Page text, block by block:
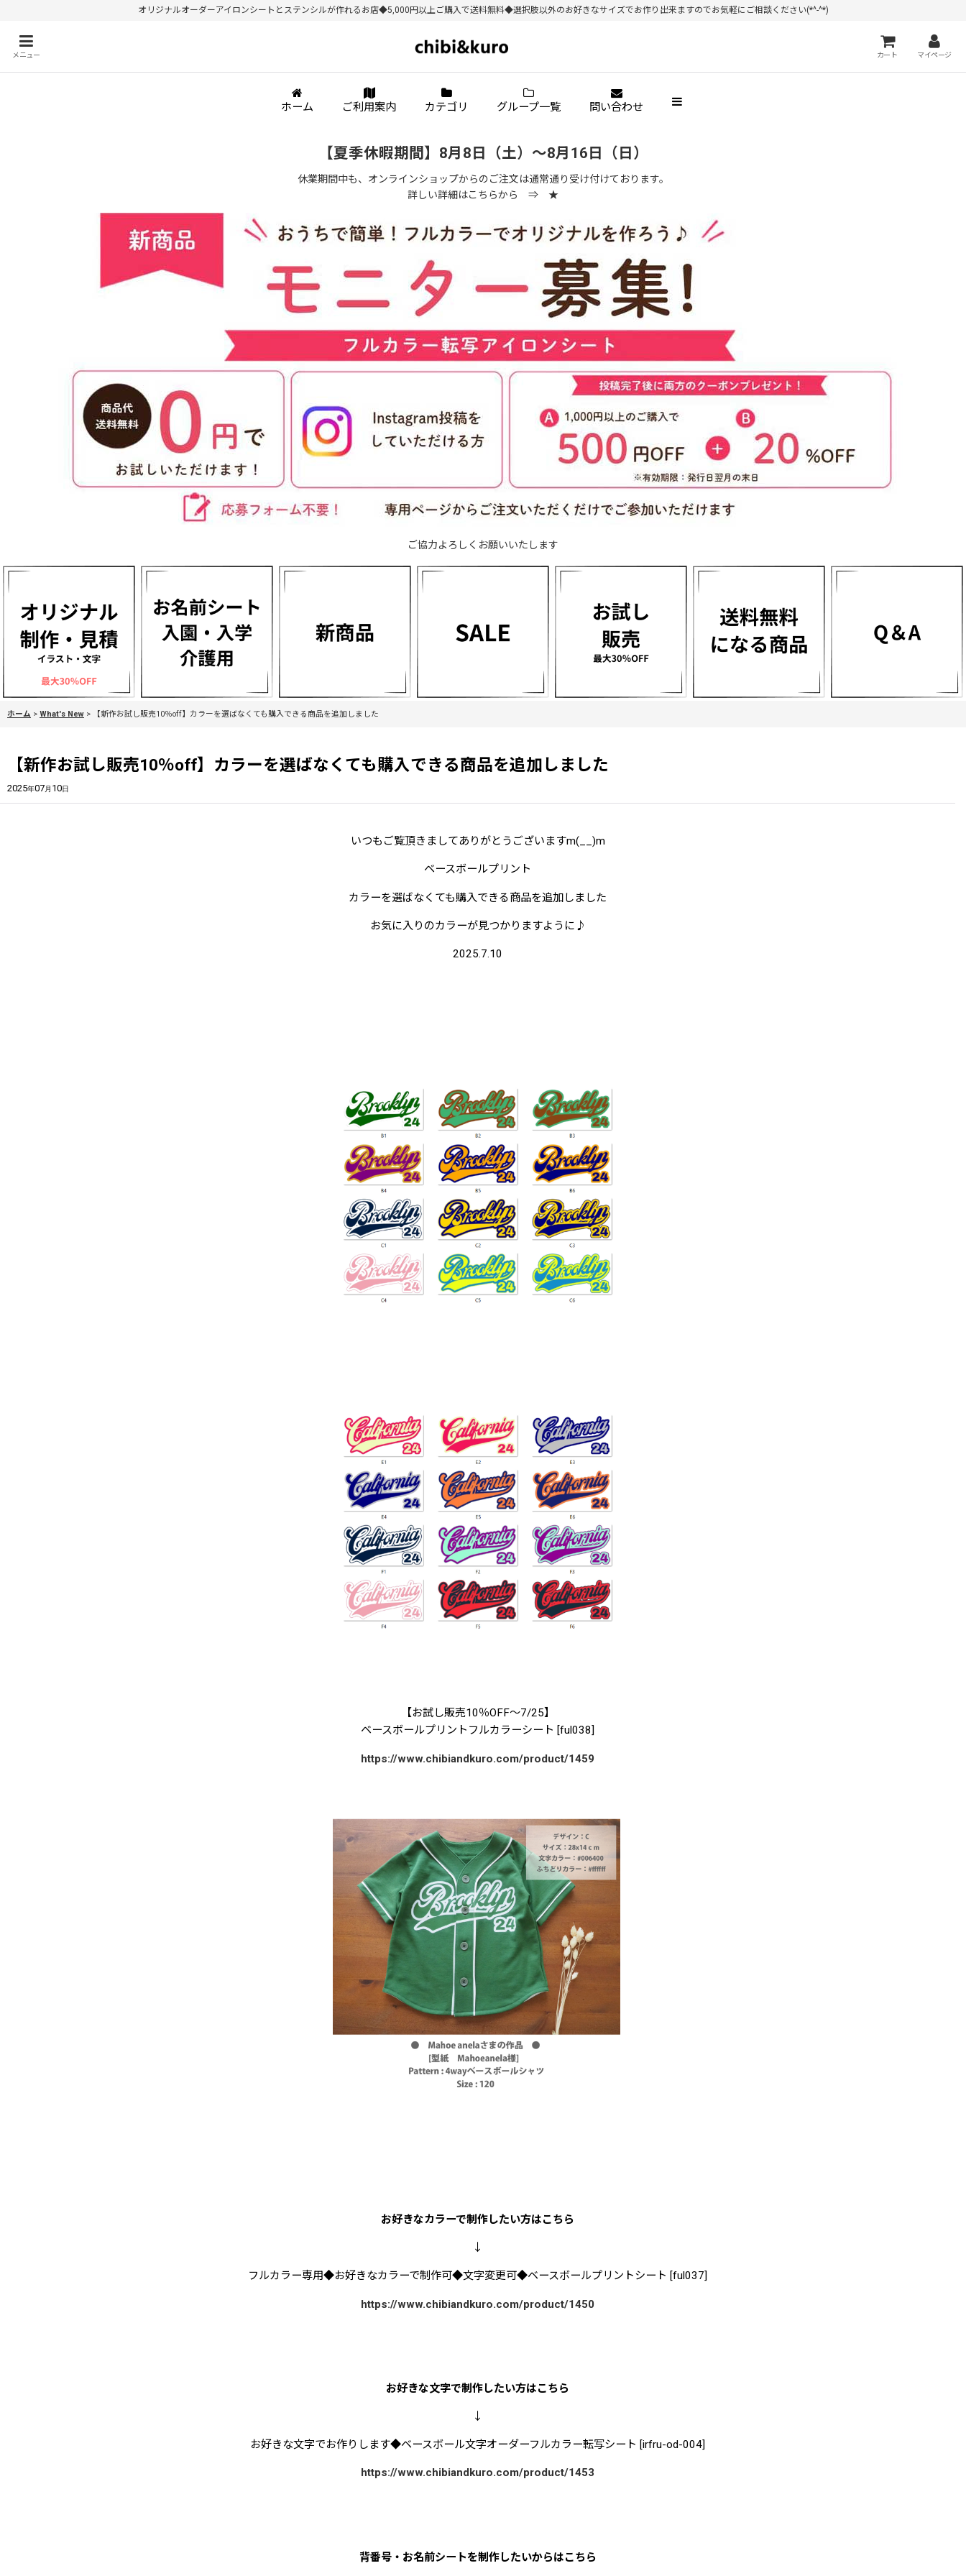
オリジナルオーダーアイロンシートとステンシルが作れるお店◆5,000円以上ご購入で送料無料◆選択肢以外のお好きなサイズでお作り出来ますのでお気軽にご相談ください(*^-^*)
メニュー カート マイページ
ホーム ご利用案内 カテゴリ グループ一覧 問い合わせ
【夏季休暇期間】8月8日（土）～8月16日（日）
休業期間中も、オンラインショップからのご注文は通常通り受け付けております。
詳しい詳細はこちらから ⇒ ★
ご協力よろしくお願いいたします
ホーム > What's New > 【新作お試し販売10％off】カラーを選ばなくても購入できる商品を追加しました
【新作お試し販売10％off】カラーを選ばなくても購入できる商品を追加しました
2025年07月 10日
いつもご覧頂きましてありがとうございますm(__)m
ベースボールプリント
カラーを選ばなくても購入できる商品を追加しました
お気に入りのカラーが見つかりますように♪
2025.7.10
【お試し販売10％OFF〜7/25】
ベースボールプリントフルカラーシート [ful038]
https://www.chibiandkuro.com/product/1459
お好きなカラーで制作したい方はこちら
↓
フルカラー専用◆お好きなカラーで制作可◆文字変更可◆ベースボールプリントシート [ful037]
https://www.chibiandkuro.com/product/1450
お好きな文字で制作したい方はこちら
↓
お好きな文字でお作りします◆ベースボール文字オーダーフルカラー転写シート [irfru-od-004]
https://www.chibiandkuro.com/product/1453
背番号・お名前シートを制作したいからはこちら